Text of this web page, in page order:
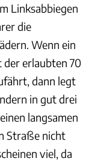
Linksabbiegen
die
Wenn ein
erlaubten 70
dann legt
in gut drei
langsamen
Straße nicht
viel, da